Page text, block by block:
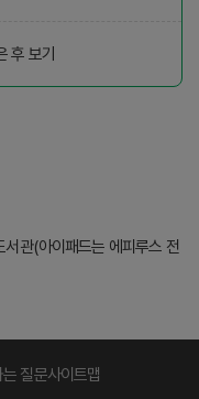
후 보기
관(아이패드는 에피루스 전
질문사이트맵